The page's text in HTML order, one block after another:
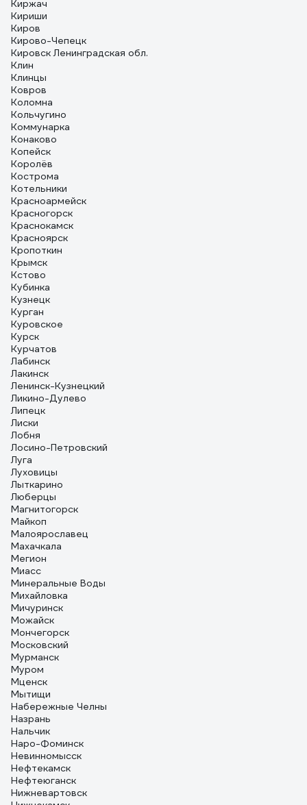
Киржач
Кириши
Киров
Кирово-Чепецк
Кировск Ленинградская обл.
Клин
Клинцы
Ковров
Коломна
Кольчугино
Коммунарка
Конаково
Копейск
Королёв
Кострома
Котельники
Красноармейск
Красногорск
Краснокамск
Красноярск
Кропоткин
Крымск
Кстово
Кубинка
Кузнецк
Курган
Куровское
Курск
Курчатов
Лабинск
Лакинск
Ленинск-Кузнецкий
Ликино-Дулево
Липецк
Лиски
Лобня
Лосино-Петровский
Луга
Луховицы
Лыткарино
Люберцы
Магнитогорск
Майкоп
Малоярославец
Махачкала
Мегион
Миасс
Минеральные Воды
Михайловка
Мичуринск
Можайск
Мончегорск
Московский
Мурманск
Муром
Мценск
Мытищи
Набережные Челны
Назрань
Нальчик
Наро-Фоминск
Невинномысск
Нефтекамск
Нефтеюганск
Нижневартовск